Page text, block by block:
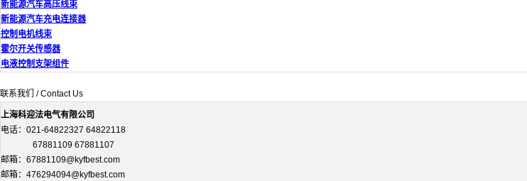
新能源汽车高压线束
新能源汽车充电连接器
控制电机线束
霍尔开关传感器
电液控制支架组件
联系我们 / Contact Us
上海科迎法电气有限公司
电话：021-64822327 64822118
67881109 67881107
邮箱：67881109@kyfbest.com
邮箱：476294094@kyfbest.com